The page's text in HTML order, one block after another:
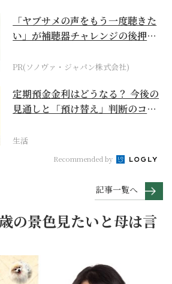
「ヤブサメの声をもう一度聴きた
い」が補聴器チャレンジの後押し
PR(ソノヴァ・ジャパン株式会社)
定期預金金利はどうなる？ 今後の
見通しと「預け替え」判断のコツ
生活
Recommended by
記事一覧へ
の景色見たいと母は言